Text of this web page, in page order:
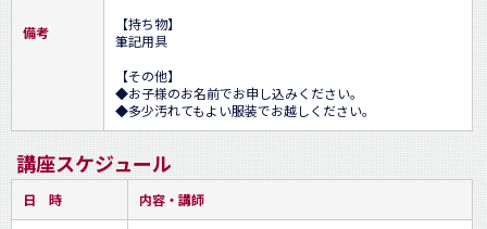
備考
【持ち物】
筆記用具
【その他】
◆お子様のお名前でお申し込みください。
◆多少汚れてもよい服装でお越しください。
講座スケジュール
日 時 内容・講師